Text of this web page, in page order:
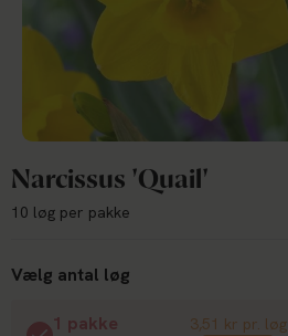
Narcissus 'Quail'
10 løg per pakke
Vælg antal løg
1 pakke 3,51 kr pr. løg